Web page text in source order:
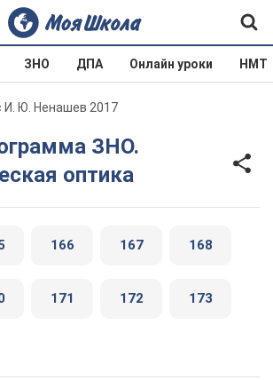
ЗНО ДПА Онлайн уроки НМТ
И. Ю. Ненашев 2017
оптика
166 167 168
171 172 173